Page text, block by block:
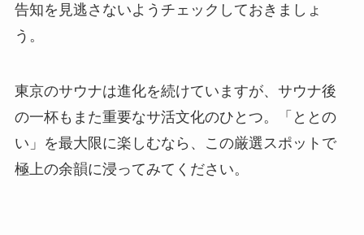
告知を見逃さないようチェックしておきましょ
う。
東京のサウナは進化を続けていますが、サウナ後
の一杯もまた重要なサ活文化のひとつ。「ととの
い」を最大限に楽しむなら、この厳選スポットで
極上の余韻に浸ってみてください。